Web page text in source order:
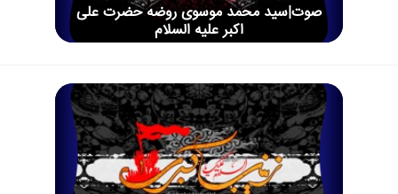
صوت|سید محمد موسوی روضه حضرت علی
اکبر علیه السلام